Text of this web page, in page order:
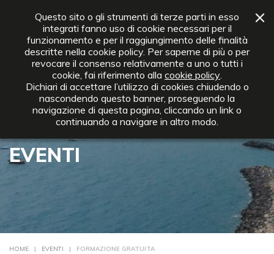
Questo sito o gli strumenti di terze parti in esso
integrati fanno uso di cookie necessari per il
funzionamento e per il raggiungimento delle finalità
descritte nella cookie policy. Per saperne di più o per
revocare il consenso relativamente a uno o tutti i
cookie, fai riferimento alla cookie policy.
Dichiari di accettare l’utilizzo di cookies chiudendo o
nascondendo questo banner, proseguendo la
navigazione di questa pagina, cliccando un link o
continuando a navigare in altro modo.
EVENTI
HOME | EVENTI | FORMAZIONE GRATUITA